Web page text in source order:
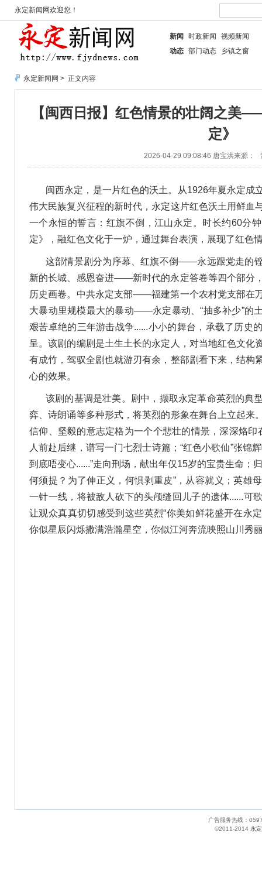
永定新闻网欢迎您！
新闻 时政新闻
视频新闻
动态 部门动态 乡镇之窗
永定新闻网 > 正文内容
【闽西日报】红色情景的壮阔之美
定》
2026-04-29 09:08:46 唐宝洪来源：
闽西永定，是一片红色的沃土。从1926年夏永定成
伟大民族复兴征程的新时代，永定这片红色沃土用鲜血
一个永恒的誓言：红旗不倒，江山永定。时长约60分
定》，融红色文化于一炉，通过舞台表演，展现了红色
这部情景剧分为序幕、红旗不倒——永远跟党走的
新的长城、感恩奋进——新时代的永定答卷等四个部分
历史画卷。中共永定支部——福建第一个农村党支部在
大暴动里规模最大的暴动——永定暴动、“抽多补少”的
艰苦卓绝的三年游击战争......小小的舞台，承载了历史
呈。该剧的编剧是土生土长的永定人，对当地红色文化
有成竹，驾驭全剧也就游刃有余，整部剧看下来，结构
心的效果。
该剧的基调是壮美。剧中，撷取永定革命英烈的典
弈、诗朗诵等多种形式，将英烈的形象在舞台上立起来
信仰、坚毅的意志定格为一个个悲壮的情景，深深烙
人前赴后继，谱写一门七烈士诗篇；“红色小歌仙”张锦
到底唔变心......”走向刑场，献出年仅15岁的宝贵生命；
何须提？为了伸正义，何惧剥重皮”，从容就义；英雄
一针一线，将被敌人砍下的头颅缝回儿子的遗体......可
让观众真真切切感受到这些英烈“你美如鲜花盛开在永
你似星辰闪烁撒满浩瀚星空，你似江河奔流映照山川秀
广告服务热线：
©2011-2014 永